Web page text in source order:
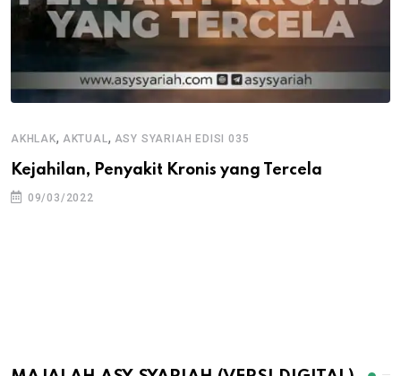
AKHLAK, AKTUAL, ASY SYARIAH EDISI 035
Kejahilan, Penyakit Kronis yang Tercela
09/03/2022